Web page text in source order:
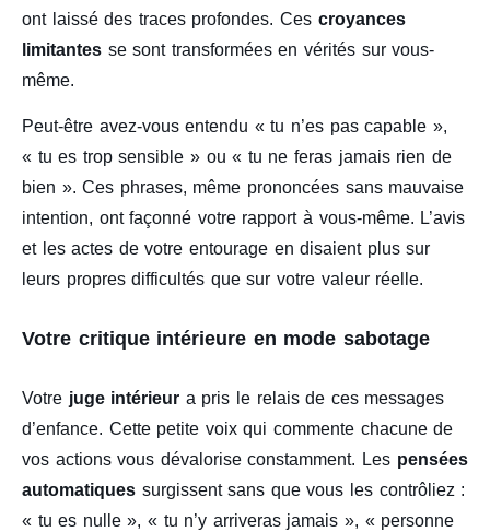
ont laissé des traces profondes. Ces croyances
limitantes se sont transformées en vérités sur vous-
même.
Peut-être avez-vous entendu « tu n’es pas capable »,
« tu es trop sensible » ou « tu ne feras jamais rien de
bien ». Ces phrases, même prononcées sans mauvaise
intention, ont façonné votre rapport à vous-même. L’avis
et les actes de votre entourage en disaient plus sur
leurs propres difficultés que sur votre valeur réelle.
Votre critique intérieure en mode sabotage
Votre juge intérieur a pris le relais de ces messages
d’enfance. Cette petite voix qui commente chacune de
vos actions vous dévalorise constamment. Les pensées
automatiques surgissent sans que vous les contrôliez :
« tu es nulle », « tu n’y arriveras jamais », « personne